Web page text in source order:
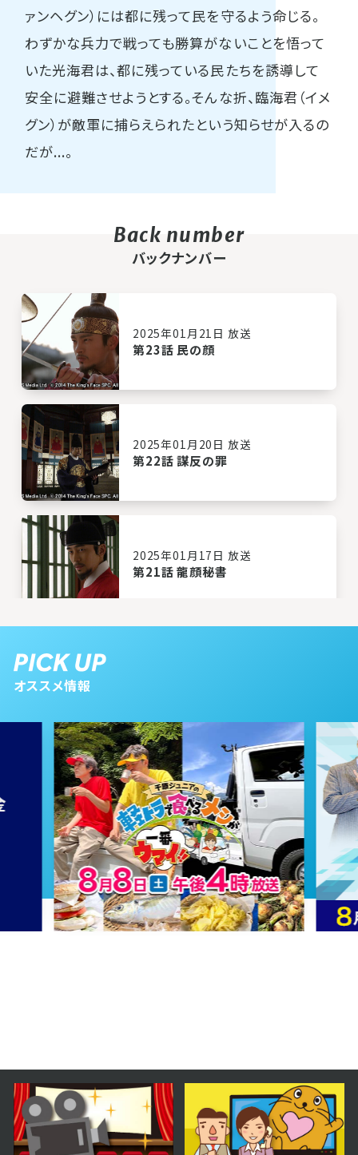
ァンヘグン）には都に残って民を守るよう命じる。
わずかな兵力で戦っても勝算がないことを悟って
いた光海君は、都に残っている民たちを誘導して
安全に避難させようとする。そんな折、臨海君（イメ
グン）が敵軍に捕らえられたという知らせが入るの
だが...。
バックナンバー
2025年01月21日 放送
第23話 民の顔
2025年01月20日 放送
第22話 謀反の罪
2025年01月17日 放送
第21話 龍顔秘書
2025年01月15日 放送
第19話 疑惑を呼ぶ白馬
2025年01月14日 放送
第18話 宣祖暗殺計画
2025年01月09日 放送
第16話 戦の爪痕
オススメ情報